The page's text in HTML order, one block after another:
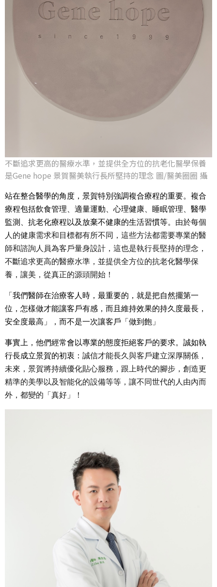
不斷追求更高的醫療水準，並提供全方位的抗老化醫學保養
是Gene hope 景賀醫美執行長所堅持的理念 圖/醫美圈圈 攝
站在整合醫學的角度，景賀特別強調複合療程的重要。複合
療程包括飲食管理、適量運動、心理健康、睡眠管理、醫學
監測、抗老化療程以及放棄不健康的生活習慣等。 由於每個
人的健康需求和目標都有所不同，這些方法都需要專業的醫
師和諮詢人員為客戶量身設計，這也是執行長堅持的理念，
不斷追求更高的醫療水準，並提供全方位的抗老化醫學保
養，讓美，從真正的源頭開始！
「我們醫師在治療客人時，最重要的，就是把自然擺第一
位，怎樣做才能讓客戶有感，而且維持效果的持久度最長，
安全度最高」，而不是一次讓客戶「做到飽」
事實上，他們經常會以專業的態度拒絕客戶的要求。誠如執
行長成立景賀的初衷： 誠信才能長久與客戶建立深厚關係，
未來，景賀將持續優化貼心服務，跟上時代的腳步，創造更
精準的美學以及智能化的設備等等，讓不同世代的人由內而
外，都變的「真好」！